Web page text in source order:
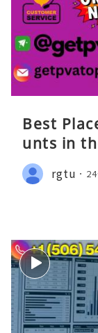
Best
unts in
rgtu